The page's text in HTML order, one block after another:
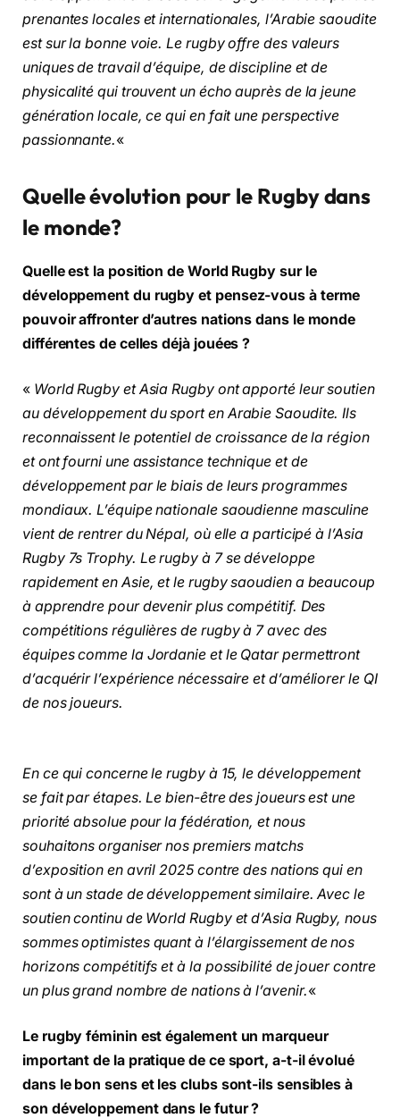
prenantes locales et internationales, l’Arabie saoudite
est sur la bonne voie. Le rugby offre des valeurs
uniques de travail d’équipe, de discipline et de
physicalité qui trouvent un écho auprès de la jeune
génération locale, ce qui en fait une perspective
passionnante.«
Quelleévolution pour le Rugby dans
le monde?
Quelle est la position de World Rugby sur le
développement du rugby et pensez-vous à terme
pouvoir affronter d’autres nations dans le monde
différentes de celles déjà jouées ?
« World Rugby et Asia Rugby ont apporté leur soutien
au développement du sport en Arabie Saoudite. Ils
reconnaissent le potentiel de croissance de la région
et ont fourni une assistance technique et de
développement par le biais de leurs programmes
mondiaux. L’équipe nationale saoudienne masculine
vient de rentrer du Népal, où elle a participé à l’Asia
Rugby 7s Trophy. Le rugby à 7 se développe
rapidement en Asie, et le rugby saoudien a beaucoup
à apprendre pour devenir plus compétitif. Des
compétitions régulières de rugby à 7 avec des
équipes comme la Jordanie et le Qatar permettront
d’acquérir l’expérience nécessaire et d’améliorer le QI
de nos joueurs.
En ce qui concerne le rugby à 15, le développement
se fait par étapes. Le bien-être des joueurs est une
priorité absolue pour la fédération, et nous
souhaitons organiser nos premiers matchs
d’exposition en avril 2025 contre des nations qui en
sont à un stade de développement similaire. Avec le
soutien continu de World Rugby et d’Asia Rugby, nous
sommes optimistes quant à l’élargissement de nos
horizons compétitifs et à la possibilité de jouer contre
un plus grand nombre de nations à l’avenir.«
Le rugby féminin est également un marqueur
important de la pratique de ce sport, a-t-il évolué
dans le bon sens et les clubs sont-ils sensibles à
son développement dans le futur ?